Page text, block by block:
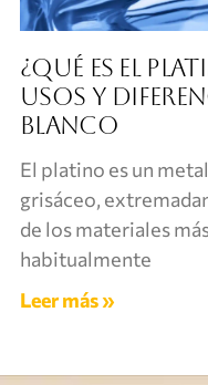
¿Qué es el
usos y
blanco
El platino es un
grisáceo,
de los materiales
habitualmente
Leer más »